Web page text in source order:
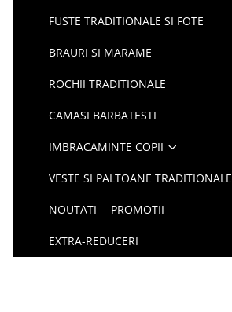
FUSTE TRADITIONALE SI FOTE
BRAURI SI MARAME
ROCHII TRADITIONALE
CAMASI BARBATESTI
IMBRACAMINTE COPII
VESTE SI PALTOANE TRADITIONALE
NOUTATI PROMOTII
EXTRA-REDUCERI